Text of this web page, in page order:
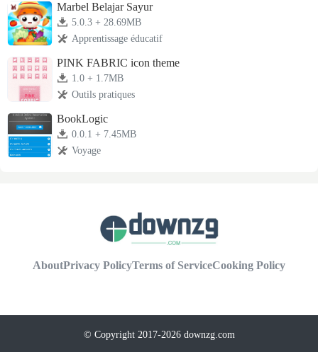
Marbel Belajar Sayur
5.0.3 + 28.69MB
Apprentissage éducatif
PINK FABRIC icon theme
1.0 + 1.7MB
Outils pratiques
BookLogic
0.0.1 + 7.45MB
Voyage
AboutPrivacy PolicyTerms of ServiceCooking Policy
© Copyright 2017-2026 downzg.com